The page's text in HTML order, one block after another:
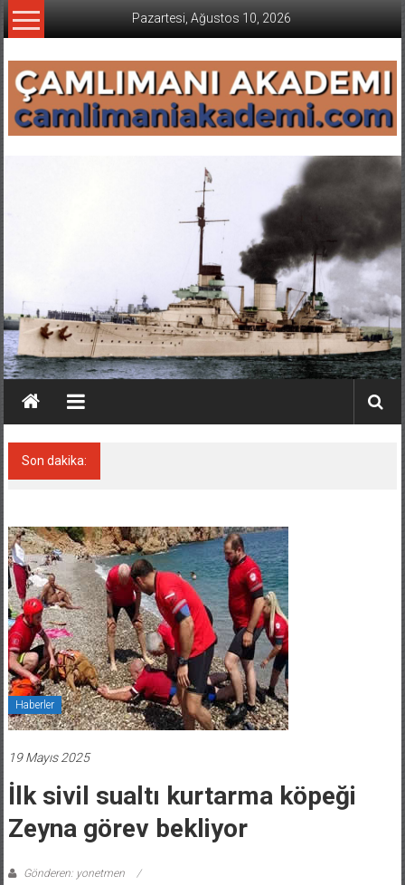
İçeriğe
geç
Pazartesi, Ağustos 10, 2026
Son dakika:
Haberler
19 Mayıs 2025
İlk sivil sualtı kurtarma köpeği
Zeyna görev bekliyor
Gönderen: yonetmen